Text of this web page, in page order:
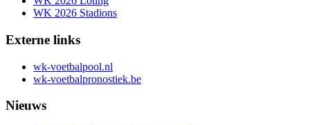
WK 2026 Stadions
Externe links
wk-voetbalpool.nl
wk-voetbalpronostiek.be
Nieuws